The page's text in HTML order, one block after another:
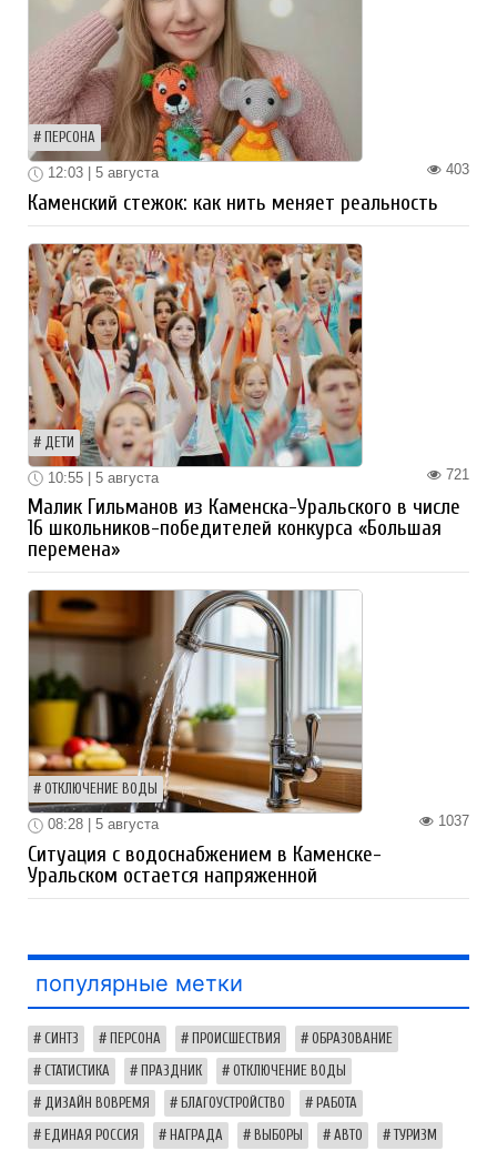
ПЕРСОНА
403
12:03 | 5 августа
Каменский стежок: как нить меняет реальность
ДЕТИ
721
10:55 | 5 августа
Малик Гильманов из Каменска-Уральского в числе
16 школьников-победителей конкурса «Большая
перемена»
ОТКЛЮЧЕНИЕ ВОДЫ
1037
08:28 | 5 августа
Ситуация с водоснабжением в Каменске-
Уральском остается напряженной
популярные метки
СИНТЗ ПЕРСОНА ПРОИСШЕСТВИЯ ОБРАЗОВАНИЕ
СТАТИСТИКА ПРАЗДНИК ОТКЛЮЧЕНИЕ ВОДЫ
ДИЗАЙН ВОВРЕМЯ БЛАГОУСТРОЙСТВО РАБОТА
ЕДИНАЯ РОССИЯ НАГРАДА ВЫБОРЫ АВТО ТУРИЗМ